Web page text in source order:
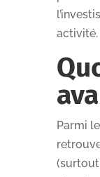
activité.
Parmi